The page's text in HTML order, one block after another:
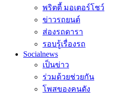
พริตตี้ มอเตอร์โชว์
ข่าวรถยนต์
ส่องรถดารา
รอบรู้เรื่องรถ
Socialnews
เป็นข่าว
ร่วมด้วยช่วยกัน
โพสของคนดัง